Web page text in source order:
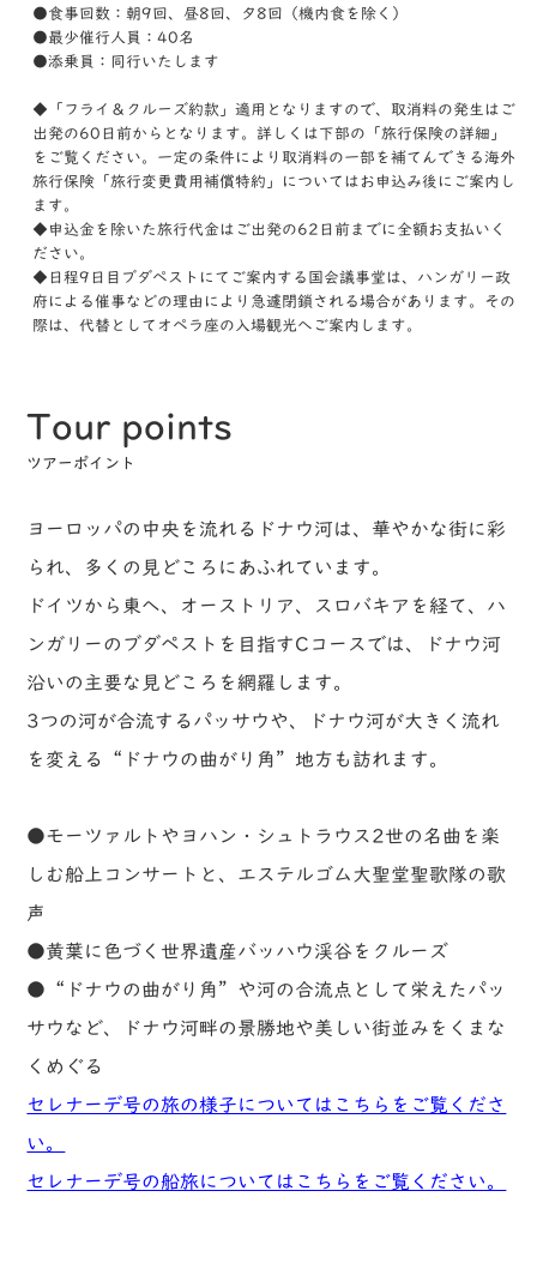
●食事回数：朝9回、昼8回、夕8回（機内食を除く）
●最少催行人員：40名
●添乗員：同行いたします
◆「フライ＆クルーズ約款」適用となりますので、取消料の発生はご
出発の60日前からとなります。詳しくは下部の「旅行保険の詳細」
をご覧ください。一定の条件により取消料の一部を補てんできる海外
旅行保険「旅行変更費用補償特約」についてはお申込み後にご案内し
ます。
◆申込金を除いた旅行代金はご出発の62日前までに全額お支払いく
ださい。
◆日程9日目ブダペストにてご案内する国会議事堂は、ハンガリー政
府による催事などの理由により急遽閉鎖される場合があります。その
際は、代替としてオペラ座の入場観光へご案内します。
Tour points
ツアーポイント
ヨーロッパの中央を流れるドナウ河は、華やかな街に彩
られ、多くの見どころにあふれています。
ドイツから東へ、オーストリア、スロバキアを経て、ハ
ンガリーのブダペストを目指すCコースでは、ドナウ河
沿いの主要な見どころを網羅します。
3つの河が合流するパッサウや、ドナウ河が大きく流れ
を変える“ドナウの曲がり角”地方も訪れます。
●モーツァルトやヨハン・シュトラウス2世の名曲を楽
しむ船上コンサートと、エステルゴム大聖堂聖歌隊の歌
声
●黄葉に色づく世界遺産バッハウ渓谷をクルーズ
●“ドナウの曲がり角”や河の合流点として栄えたパッ
サウなど、ドナウ河畔の景勝地や美しい街並みをくまな
くめぐる
セレナーデ号の旅の様子についてはこちらをご覧くださ
い。
セレナーデ号の船旅についてはこちらをご覧ください。